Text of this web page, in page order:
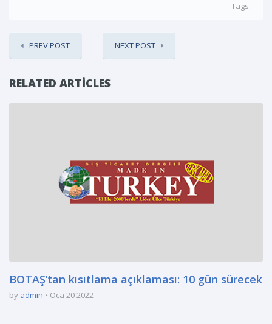
Tags:
PREV POST NEXT POST
RELATED ARTICLES
BOTAŞ’tan kısıtlama açıklaması: 10 gün sürecek
by admin Oca 20 2022